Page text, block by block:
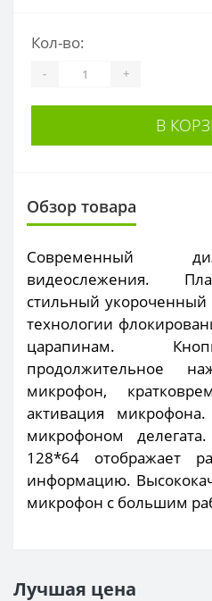
Кол-во:
- +
В
Обзор товара
Современный
видеослежения.
стильный укороченный
технологии
царапинам.
продолжительное
микрофон,
активация
микрофоном
128*64 отображает
информацию.
микрофон с большим
Лучшая цена